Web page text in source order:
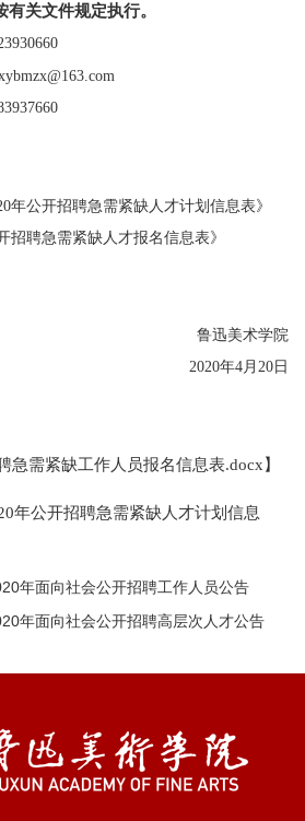
关文件规定执行。
年公开招聘急需紧缺人才计划信息表》
招聘急需紧缺人才报名信息表》
鲁迅美术学院
2020年4月20日
急需紧缺工作人员报名信息表.docx 】
年公开招聘急需紧缺人才计划信息
年面向社会公开招聘工作人员公告
年面向社会公开招聘高层次人才公告